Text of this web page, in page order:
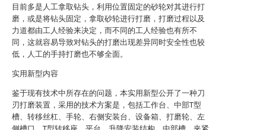
目前多是人工拿取钻头，利用位置固定的砂轮对其进行打
磨，或是将钻头固定，拿取砂轮进行打磨，打磨过程以及
力道都由工人经验来决定，而不同的工人经验也有所不
同，这就容易导致对钻头的打磨出现差异同时安全性也较
低，人工的手持打磨也不够全面。
实用新型内容
鉴于现有技术中所存在的问题，本实用新型公开了一种刀
刃打磨装置，采用的技术方案是，包括工作台、中部T型
槽、转移丝杠、手轮、右侧安装台、设备箱、打磨轮、左